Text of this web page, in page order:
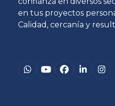
en tus proyectos
Calidad, cercanía y
Whatsapp
YouTubeFacebook
LinkedIn